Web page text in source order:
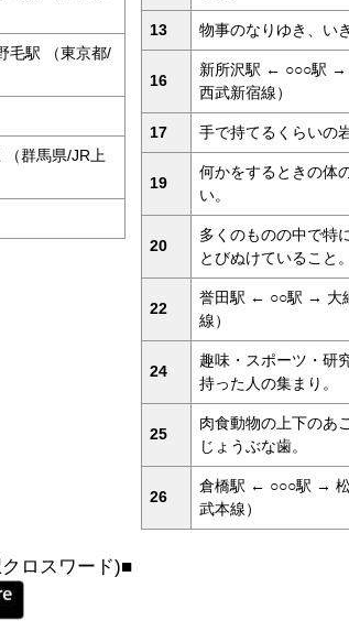
駅 （東京都/
群馬県/JR上
13 物事のなりゆき、い
16
新所沢駅 ← ○○○駅 →
西武新宿線）
17 手で持てるくらいの
19
何かをするときの体
い。
20
多くのものの中で特
とびぬけていること。
22
誉田駅 ← ○○駅 → 大
線）
24
趣味・スポーツ・研
持った人の集まり。
25
肉食動物の上下のあ
じょうぶな歯。
26
倉橋駅 ← ○○○駅 →
武本線）
ロスワード)■